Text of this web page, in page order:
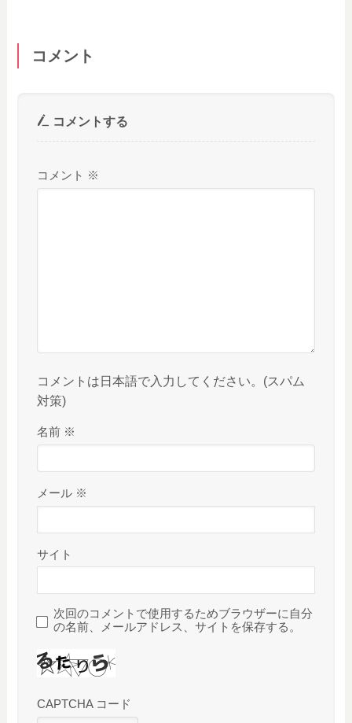
コメント
コメントする
コメント ※
コメントは日本語で入力してください。(スパム
対策)
名前 ※
メール ※
サイト
次回のコメントで使用するためブラウザーに自分
の名前、メールアドレス、サイトを保存する。
CAPTCHA コード